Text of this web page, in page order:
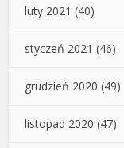
luty 2021 (40)
styczeń 2021 (46)
grudzień 2020 (49)
listopad 2020 (47)